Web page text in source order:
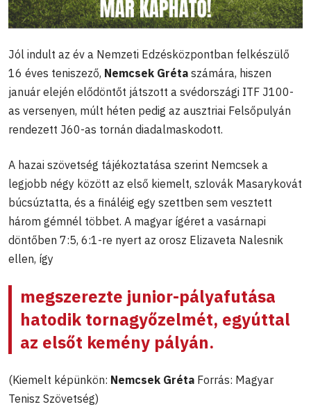
Jól indult az év a Nemzeti Edzésközpontban felkészülő
16 éves teniszező, Nemcsek Gréta számára, hiszen
január elején elődöntőt játszott a svédországi ITF J100-
as versenyen, múlt héten pedig az ausztriai Felsőpulyán
rendezett J60-as tornán diadalmaskodott.
A hazai szövetség tájékoztatása szerint Nemcsek a
legjobb négy között az első kiemelt, szlovák Masarykovát
búcsúztatta, és a fináléig egy szettben sem vesztett
három gémnél többet. A magyar ígéret a vasárnapi
döntőben 7:5, 6:1-re nyert az orosz Elizaveta Nalesnik
ellen, így
megszerezte junior-pályafutása
hatodik tornagyőzelmét, egyúttal
az elsőt kemény pályán.
(Kiemelt képünkön: Nemcsek Gréta Forrás: Magyar
Tenisz Szövetség)